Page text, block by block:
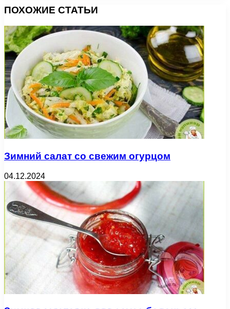
ПОХОЖИЕ СТАТЬИ
Зимний салат со свежим огурцом
04.12.2024